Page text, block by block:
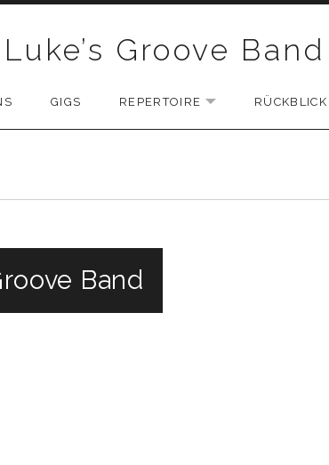
Luke’s Groove Band
GIGS REPERTOIRE EXPAND SUBMENU
RÜCKBLICK
Band